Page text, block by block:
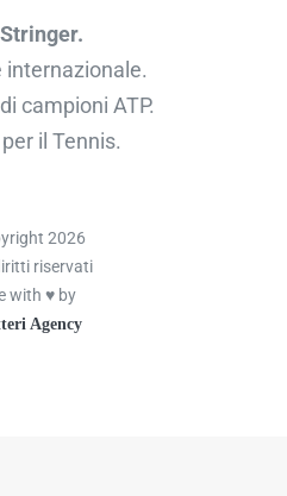
internazionale.
campioni ATP.
il Tennis.
2026
riservati
with ♥ by
Agency